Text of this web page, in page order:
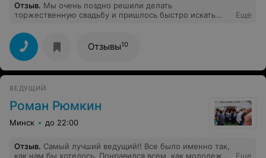
Отзыв. Мы очень поздно решили делать
торжественную свадьбу и пришлось быстро искать
Александр были свободны в выбранный нами день.
Очень порадовала демократичная цена. У нас
большинство гостей были родственники и ведущая
точно прочувствовала настроение гостей. Мы и гости
были очень довольны. Рекомендуем!
Еще
Отзывы10
ВЕДУЩИЙ
Роман Рюмкин
Минск до 22:00
Отзыв. Самый лучший ведущий!! Все было именно так,
как нам бы хотелось. Понравился всем, как молодежи,
Еще